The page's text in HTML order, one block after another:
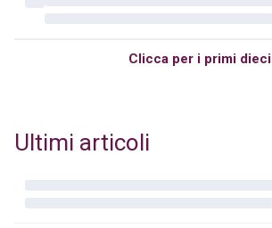
Clicca per i primi dieci
Ultimi articoli